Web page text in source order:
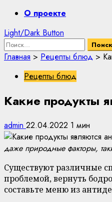
PrimaryО проекте
Light/Dark Button
Найти:
Главная > Рецепты блюд >
Рецепты блюд
Какие продукты
admin 22.04.2022 1 мин
даже природные факторы,
Существуют различные
проблемой, вернуть
составьте меню из